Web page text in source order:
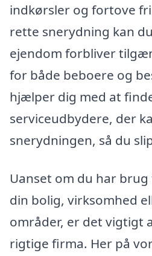
indkørsler og fortove
rette snerydning kan
ejendom forbliver
for både beboere og
hjælper dig med at
serviceudbydere, der
snerydningen, så du
Uanset om du har
din bolig, virksomhed
områder, er det vigtigt
rigtige firma. Her på